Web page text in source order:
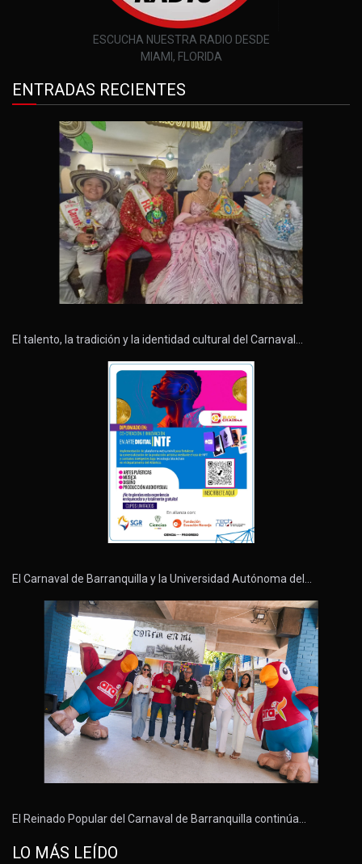
ESCUCHA NUESTRA RADIO DESDE
MIAMI, FLORIDA
ENTRADAS RECIENTES
El talento, la tradición y la identidad cultural del Carnaval…
El Carnaval de Barranquilla y la Universidad Autónoma del…
El Reinado Popular del Carnaval de Barranquilla continúa…
LO MÁS LEÍDO